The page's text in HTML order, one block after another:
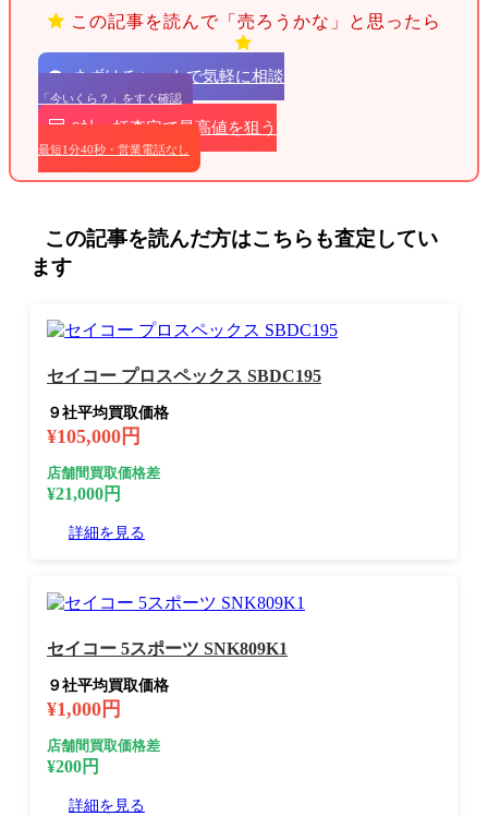
この記事を読んで「売ろうかな」と思ったら
まずはチャットで気軽に相談
「今いくら？」をすぐ確認
9社一括査定で最高値を狙う
最短1分40秒・営業電話なし
この記事を読んだ方はこちらも査定してい
ます
セイコー プロスペックス SBDC195
９社平均買取価格
¥105,000円
店舗間買取価格差
¥21,000円
詳細を見る
セイコー 5スポーツ SNK809K1
９社平均買取価格
¥1,000円
店舗間買取価格差
¥200円
詳細を見る